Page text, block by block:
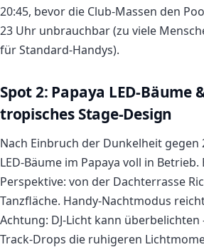
20:45, bevor die Club-Massen den
23 Uhr unbrauchbar (zu viele
für Standard-Handys).
Spot 2: Papaya LED-Bäume
tropisches Stage-Design
Nach Einbruch der Dunkelheit gegen
LED-Bäume im Papaya voll in Betrieb.
Perspektive: von der Dachterrasse
Tanzfläche. Handy-Nachtmodus
Achtung: DJ-Licht kann
Track-Drops die ruhigeren